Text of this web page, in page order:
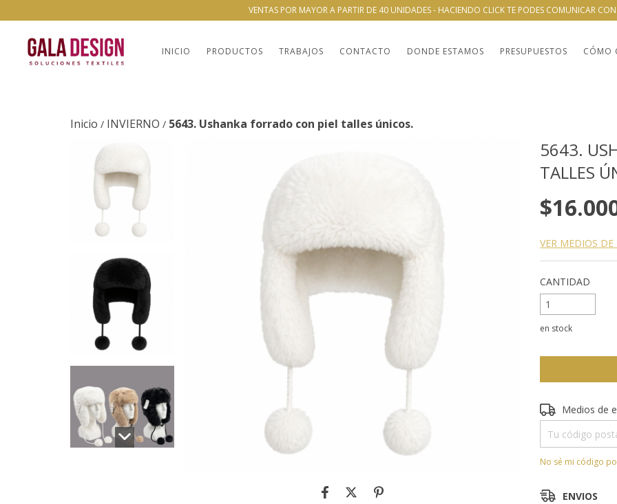
VENTAS POR MAYOR A PARTIR DE 40 UNIDADES - HACIENDO CLICK TE PODES COMUNICAR
INICIO PRODUCTOS TRABAJOS CONTACTO DONDE ESTAMOS PRESUPUESTOS CÓMO
Inicio / INVIERNO / 5643. Ushanka forrado con piel talles únicos.
5643.
TALLES
VER MEDIOS DE
CANTIDAD
en stock
Entregas para el
Medios de
No sé mi código
ENVIOS